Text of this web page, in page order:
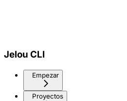
Jelou CLI
Empezar
Proyectos